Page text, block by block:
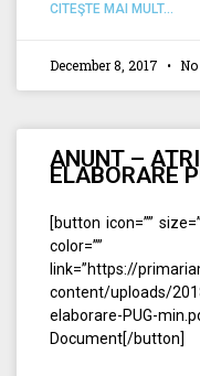
CITEŞTE MAI MULT...
December 8, 2017
ANUNT –
ELABORARE
[button icon=””
color=””
link=”https://
content/uploads/
elaborare-
Document[/button]